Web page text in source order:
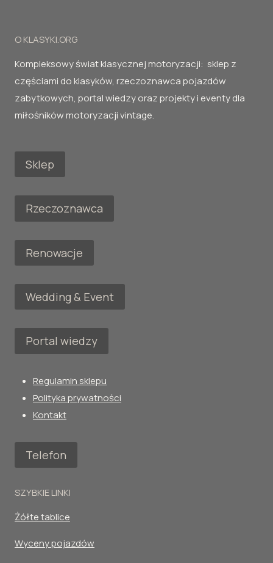
O KLASYKI.ORG
Kompleksowy świat klasycznej motoryzacji: sklep z
częściami do klasyków, rzeczoznawca pojazdów
zabytkowych, portal wiedzy oraz projekty i eventy dla
miłośników motoryzacji vintage.
Sklep
Rzeczoznawca
Renowacje
Wedding & Event
Portal wiedzy
Regulamin sklepu
Polityka prywatności
Kontakt
Telefon
SZYBKIE LINKI
Żółte tablice
Wyceny pojazdów